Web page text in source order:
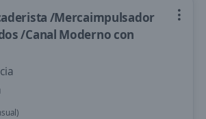
/Mercaimpulsador
/Canal Moderno con